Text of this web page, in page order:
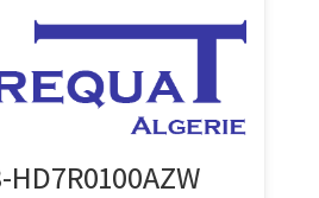
HD7R0100AZW